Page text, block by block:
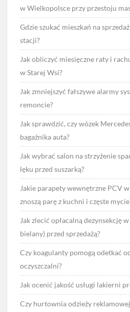
w Wielkopolsce przy przestoju
Gdzie szukać mieszkań na
stacji?
Jak obliczyć miesięczne raty i
w Starej Wsi?
Jak zmniejszyć fałszywe alarmy
remoncie?
Jak sprawdzić, czy wózek
bagażnika auta?
Jak wybrać salon na strzyżenie
lęku przed suszarką?
Jakie parapety wewnętrzne PCV
znoszą parę z kuchni i częste
Jak zlecić opłacalną dezynsekcję
bielany) przed sprzedażą?
Czy koagulanty pomogą odetkać
oczyszczalni?
Jak ocenić jakość usługi lakierni
Czy hurtownia odzieży